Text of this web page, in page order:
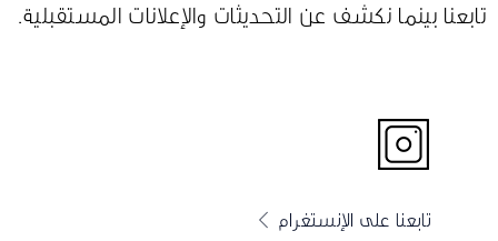
تابعنا بينما نكشف عن التحديثات والإعلانات المستقبلية.
تابعنا على الإنستغرام